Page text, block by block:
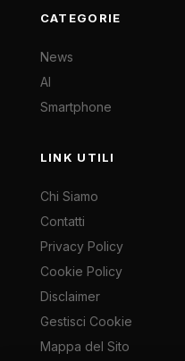
CATEGORIE
News
AI
Smartphone
LINK UTILI
Chi Siamo
Contatti
Privacy Policy
Cookie Policy
Disclaimer
Gestisci Cookie
Mappa del Sito